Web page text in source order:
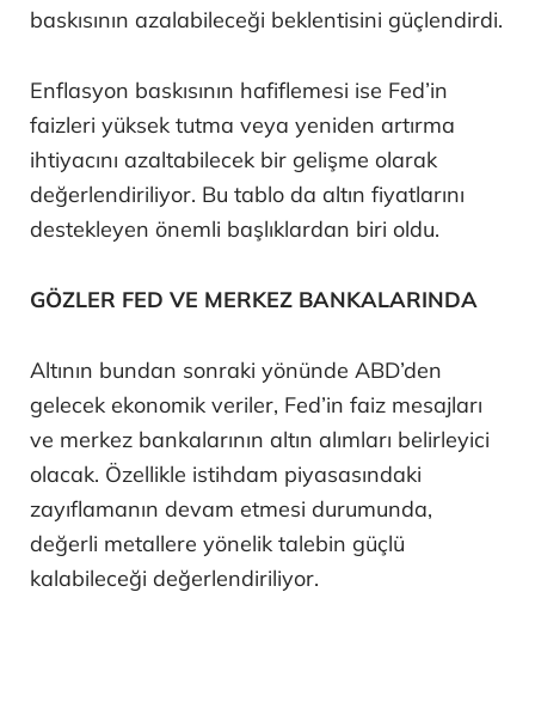
baskısının azalabileceği beklentisini güçlendirdi.
Enflasyon baskısının hafiflemesi ise Fed’in
faizleri yüksek tutma veya yeniden artırma
ihtiyacını azaltabilecek bir gelişme olarak
değerlendiriliyor. Bu tablo da altın fiyatlarını
destekleyen önemli başlıklardan biri oldu.
GÖZLER FED VE MERKEZ BANKALARINDA
Altının bundan sonraki yönünde ABD’den
gelecek ekonomik veriler, Fed’in faiz mesajları
ve merkez bankalarının altın alımları belirleyici
olacak. Özellikle istihdam piyasasındaki
zayıflamanın devam etmesi durumunda,
değerli metallere yönelik talebin güçlü
kalabileceği değerlendiriliyor.